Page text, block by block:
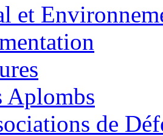
et
Aplombs
de